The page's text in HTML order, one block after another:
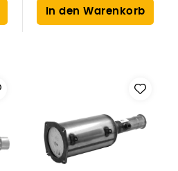
In den Warenkorb